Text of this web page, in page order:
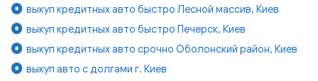
выкуп кредитных авто быстро Лесной массив, Киев
выкуп кредитных авто быстро Печерск, Киев
выкуп кредитных авто срочно Оболонский район, Киев
выкуп авто с долгами г. Киев